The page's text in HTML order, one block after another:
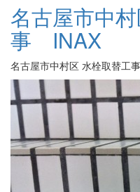
名古屋市中
事 INAX
名古屋市中村区 水栓取替工